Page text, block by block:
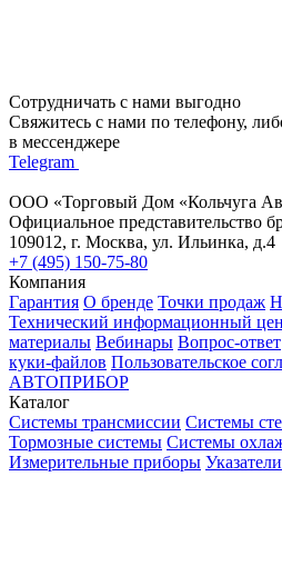
Сотрудничать с нами выгодно
Свяжитесь с нами по телефону,
в мессенджере
Telegram
ООО «Торговый Дом «Кольчуга
Официальное представительство
109012, г. Москва, ул. Ильинка, д.4
+7 (495) 150-75-80
Компания
Гарантия О бренде Точки продаж
Технический информационный
материалы Вебинары Вопрос-ответ
куки-файлов Пользовательское
АВТОПРИБОР
Каталог
Системы трансмиссии Системы
Тормозные системы Системы
Измерительные приборы Указатели